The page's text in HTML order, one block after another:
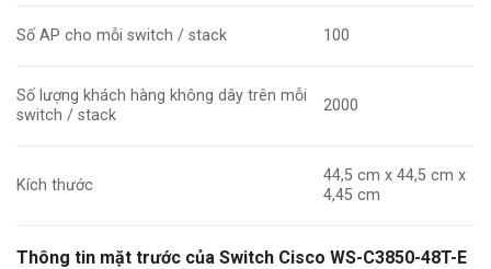
Số AP cho mỗi switch / stack 100
Số lượng khách hàng không dây trên mỗi
switch / stack
2000
Kích thước
44,5 cm x 44,5 cm x
4,45 cm
Thông tin mặt trước của Switch Cisco WS-C3850-48T-E